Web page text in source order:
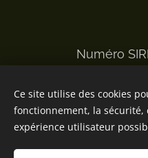
Numéro
Optimisé par
Ce site utilise des cookies
fonctionnement, la
expérience utilisateur